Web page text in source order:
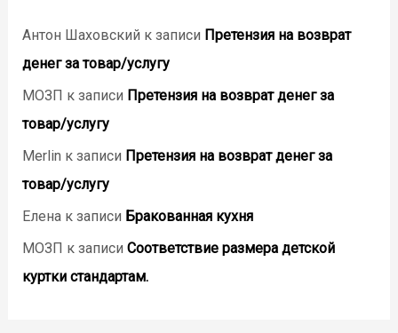
Антон Шаховский к записи Претензия на возврат
денег за товар/услугу
МОЗП к записи Претензия на возврат денег за
товар/услугу
Merlin к записи Претензия на возврат денег за
товар/услугу
Еленак записи Бракованная кухня
МОЗП к записи Соответствие размера детской
куртки стандартам.